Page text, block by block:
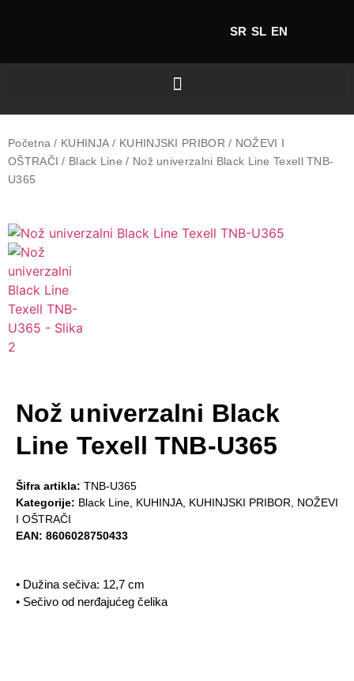
SR SL EN
Početna / KUHINJA / KUHINJSKI PRIBOR / NOŽEVI I
OŠTRAČI / Black Line / Nož univerzalni Black Line Texell TNB-
U365
Nož univerzalni Black
Line Texell TNB-U365
Šifra artikla: TNB-U365
Kategorije: Black Line KUHINJA KUHINJSKI PRIBOR
NOŽEVI
I OŠTRAČI
EAN: 8606028750433
• Dužina sečiva: 12,7 cm
• Sečivo od nerđajućeg čelika